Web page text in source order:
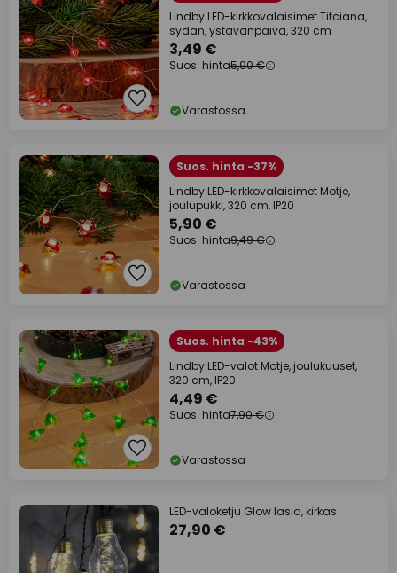
Lindby LED-kirkkovalaisimet Titciana,
sydän, ystävänpäivä, 320 cm
3,49 €
Suos. hinta5,90 €
Varastossa
Suos. hinta -37%
Lindby LED-kirkkovalaisimet Motje,
joulupukki, 320 cm, IP20
5,90 €
Suos. hinta9,49 €
Varastossa
Suos. hinta -43%
Lindby LED-valot Motje, joulukuuset,
320 cm, IP20
4,49 €
Suos. hinta7,90 €
Varastossa
LED-valoketju Glow lasia, kirkas
27,90 €